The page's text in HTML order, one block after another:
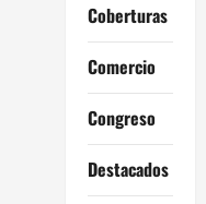
Coberturas
Comercio
Congreso
Destacados